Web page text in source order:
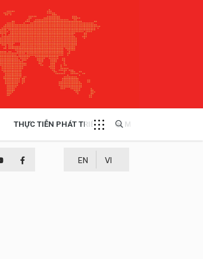
THỰC TIỄN PHÁT TRIỂN MULTIMEDIA
EN VI